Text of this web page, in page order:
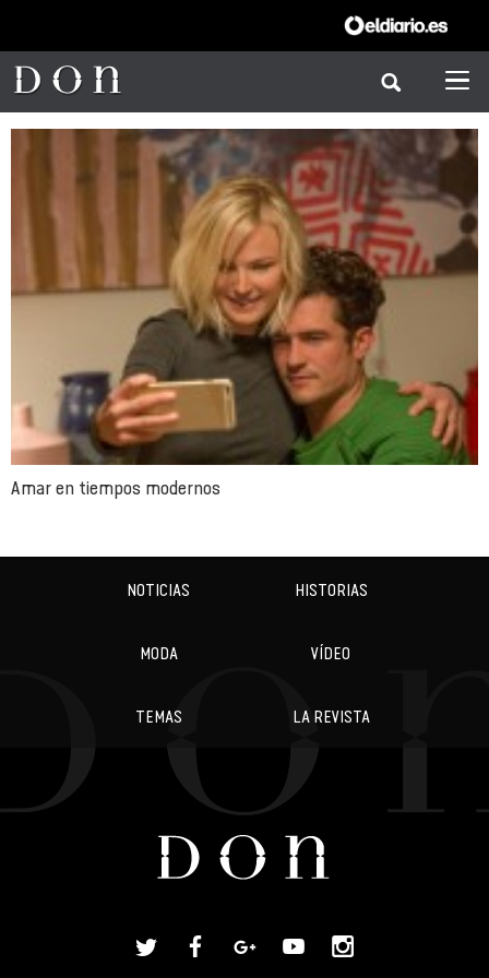
Amar en tiempos modernos
NOTICIAS HISTORIAS
MODA VÍDEO
TEMAS LA REVISTA